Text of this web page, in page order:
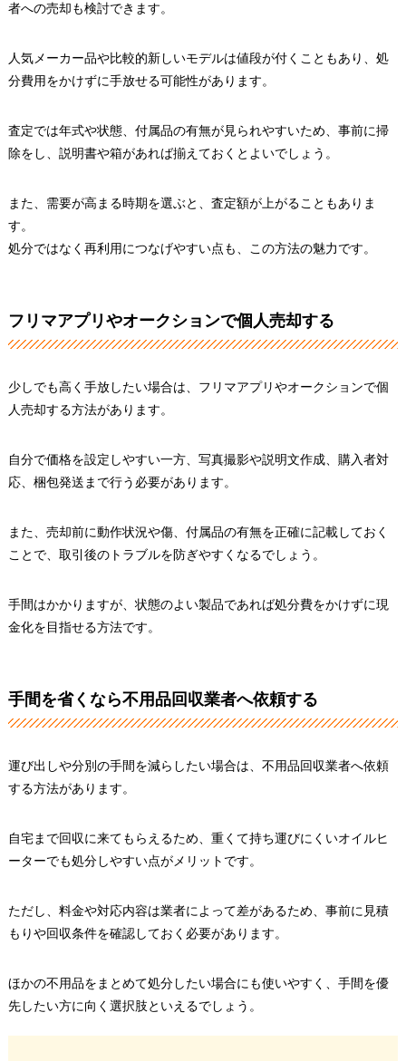
者への売却も検討できます。
人気メーカー品や比較的新しいモデルは値段が付くこともあり、処
分費用をかけずに手放せる可能性があります。
査定では年式や状態、付属品の有無が見られやすいため、事前に掃
除をし、説明書や箱があれば揃えておくとよいでしょう。
また、需要が高まる時期を選ぶと、査定額が上がることもありま
す。
処分ではなく再利用につなげやすい点も、この方法の魅力です。
フリマアプリやオークションで個人売却する
少しでも高く手放したい場合は、フリマアプリやオークションで個
人売却する方法があります。
自分で価格を設定しやすい一方、写真撮影や説明文作成、購入者対
応、梱包発送まで行う必要があります。
また、売却前に動作状況や傷、付属品の有無を正確に記載しておく
ことで、取引後のトラブルを防ぎやすくなるでしょう。
手間はかかりますが、状態のよい製品であれば処分費をかけずに現
金化を目指せる方法です。
手間を省くなら不用品回収業者へ依頼する
運び出しや分別の手間を減らしたい場合は、不用品回収業者へ依頼
する方法があります。
自宅まで回収に来てもらえるため、重くて持ち運びにくいオイルヒ
ーターでも処分しやすい点がメリットです。
ただし、料金や対応内容は業者によって差があるため、事前に見積
もりや回収条件を確認しておく必要があります。
ほかの不用品をまとめて処分したい場合にも使いやすく、手間を優
先したい方に向く選択肢といえるでしょう。